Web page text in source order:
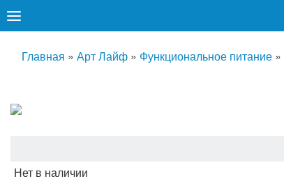
Главная » Арт Лайф » Функциональное питание »
Нет в наличии